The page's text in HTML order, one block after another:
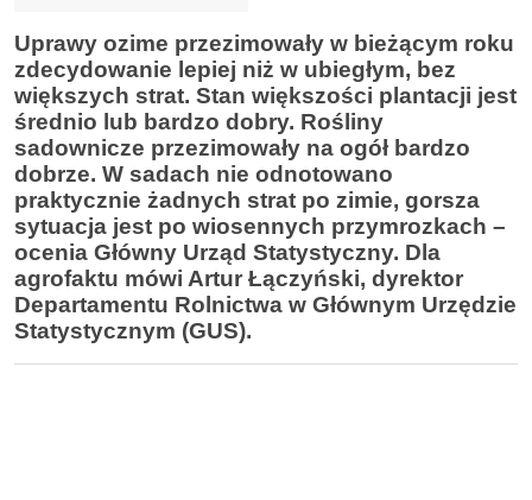
Uprawy ozime przezimowały w bieżącym roku
zdecydowanie lepiej niż w ubiegłym, bez
większych strat. Stan większości plantacji jest
średnio lub bardzo dobry. Rośliny
sadownicze przezimowały na ogół bardzo
dobrze. W sadach nie odnotowano
praktycznie żadnych strat po zimie, gorsza
sytuacja jest po wiosennych przymrozkach –
ocenia Główny Urząd Statystyczny. Dla
agrofaktu mówi Artur Łączyński, dyrektor
Departamentu Rolnictwa w Głównym Urzędzie
Statystycznym (GUS).